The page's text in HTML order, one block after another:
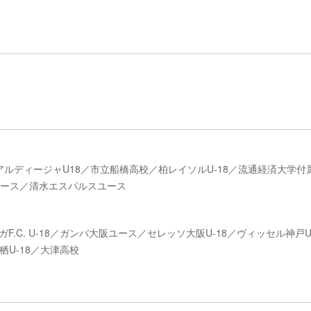
ディージャU18／市立船橋高校／柏レイソルU-18／流通経済大学付
ス／清水エスパルスユース
U-18／ガンバ大阪ユース／セレッソ大阪U-18／ヴィッセル神戸
U-18／大津高校